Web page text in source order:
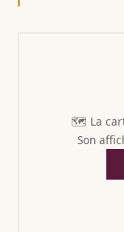
🗺️ La
Son